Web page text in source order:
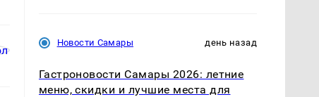
Новости Самары день назад
Гастроновости Самары 2026: летние
меню, скидки и лучшие места для